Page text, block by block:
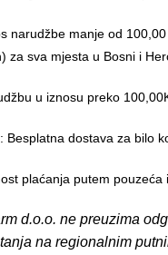
narudžbe manje od
za sva mjesta u Bosni i
u iznosu preko
Besplatna dostava za bilo
plaćanja putem
d.o.o. ne preuzima
na regionalnim